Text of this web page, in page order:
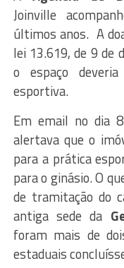
Joinville
últimos anos. A
lei 13.619, de 9 de
o espaço
esportiva.
Em email no dia
alertava que o
para a prática
para o ginásio. O
de tramitação do
antiga sede da
foram mais de
estaduais